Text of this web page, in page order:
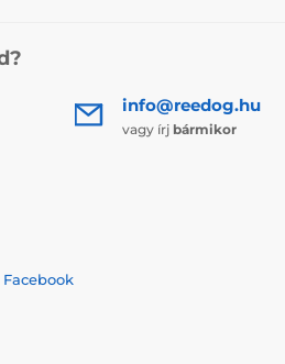
info@reedog.hu
vagy írj bármikor
Facebook